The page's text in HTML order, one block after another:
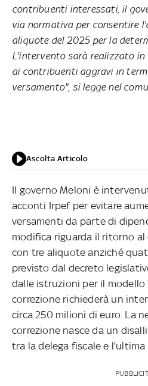
contribuenti interessati, il
via normativa per consentire
aliquote del 2025 per la
L'intervento sarà realizzato
ai contribuenti aggravi in
versamento", si legge nel
Ascolta Articolo
Il governo Meloni è
acconti Irpef per evitare
versamenti da parte di
modifica riguarda il ritorno al
con tre aliquote anziché
previsto dal decreto
dalle istruzioni per il modello
correzione richiederà un
circa 250 milioni di euro. La
correzione nasce da un
tra la delega fiscale e l’ultima